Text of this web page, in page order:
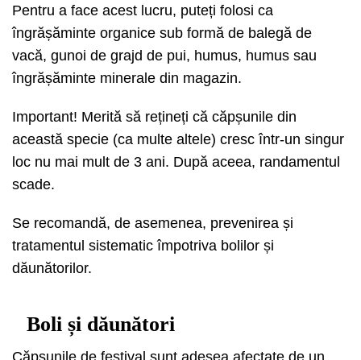
Pentru a face acest lucru, puteți folosi ca
îngrășăminte organice sub formă de balegă de
vacă, gunoi de grajd de pui, humus, humus sau
îngrășăminte minerale din magazin.
Important! Merită să rețineți că căpșunile din
această specie (ca multe altele) cresc într-un singur
loc nu mai mult de 3 ani. După aceea, randamentul
scade.
Se recomandă, de asemenea, prevenirea și
tratamentul sistematic împotriva bolilor și
dăunătorilor.
Boli și dăunători
Căpșunile de festival sunt adesea afectate de un